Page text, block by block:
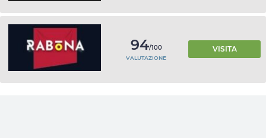
94/100
VALUTAZIONE
VISITA